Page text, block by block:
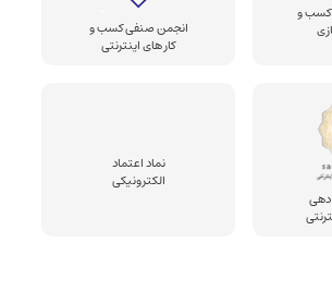
کسب و
انجمن صنفی کسب و
کار های اینترنتی
دهی
نماد اعتماد
الکترونیکی